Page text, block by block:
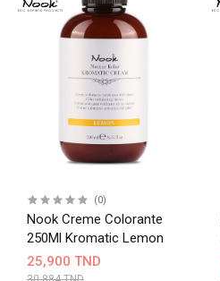
(0)
Nook Creme Colorante
250Ml Kromatic Lemon
25,900 TND